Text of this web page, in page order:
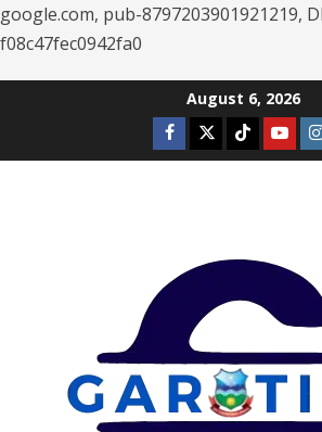
google.com, pub-8797203901921219,
f08c47fec0942fa0
August 6, 2026
Facebook
TwitterTiktok